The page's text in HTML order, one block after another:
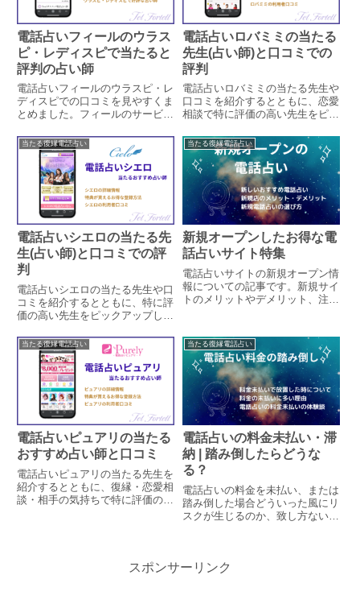
電話占いフィールのウラス
ピ・レディスピで当たると
評判の占い師
電話占いフィールのウラスピ・レ
ディスピでの口コミを見やすくま
とめました。フィールのサービス
スピ・レディスピで報告されてい
る当たったと評判の占い師をまと
めています。
電話占いロバミミの当たる
先生(占い師)と口コミでの
評判
電話占いロバミミの当たる先生や
口コミを紹介するとともに、恋愛
相談で特に評価の高い先生をピッ
バミミの概要や特徴、口コミ独自
アンケート結果、キャンペーン、
料金と支払い方法などの情報もま
とめています。
当たる復縁電話占い
電話占いシエロの当たる先
生(占い師)と口コミでの評
判
電話占いシエロの当たる先生や口
コミを紹介するとともに、特に評
価の高い先生をピックアップして
特徴、口コミ独自アンケート結
果、キャンペーン、料金と支払い
方法などの情報もまとめていま
当たる復縁電話占い
新規オープンしたお得な電
話占いサイト特集
電話占いサイトの新規オープン情
報についての記事です。新規サイ
トのメリットやデメリット、注意
サイトではないか、トラブルを未
然に防ぐためにも安全性の確認方
法もご覧ください。
当たる復縁電話占い
電話占いピュアリの当たる
おすすめ占い師と口コミ
電話占いピュアリの当たる先生を
紹介するとともに、復縁・恋愛相
談・相手の気持ちで特に評価の高
当たる復縁電話占い
電話占いの料金未払い・滞
納 | 踏み倒したらどうな
る？
電話占いの料金を未払い、または
踏み倒した場合どういった風にリ
スクが生じるのか、致し方ない理
しをせず、正しい対応をしましょ
スポンサーリンク